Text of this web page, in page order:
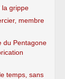
la grippe
membre
du Pentagone
temps, sans